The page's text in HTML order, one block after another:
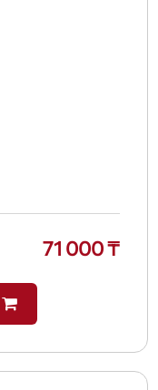
71 000 ₸